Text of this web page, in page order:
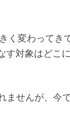
く変わってき
す対象はどこ
ませんが、今